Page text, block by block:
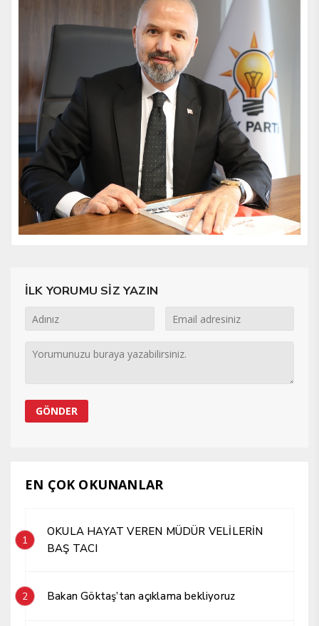
İLK YORUMU SİZ YAZIN
EN ÇOK OKUNANLAR
1
OKULA HAYAT VEREN MÜDÜR VELİLERİN
BAŞ TACI
2 Bakan Göktaş’tan açıklama bekliyoruz